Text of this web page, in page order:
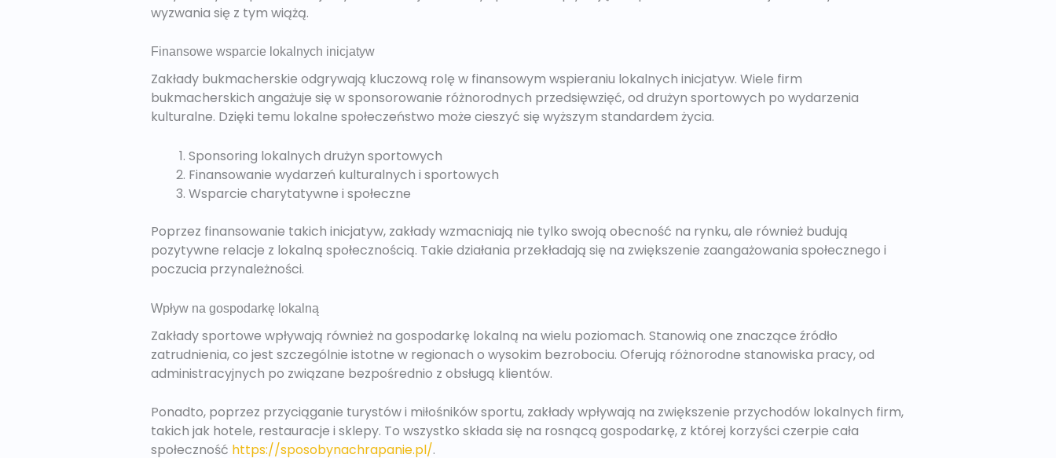
wyzwania się z tym wiążą.
Finansowe wsparcie lokalnych inicjatyw
Zakłady bukmacherskie odgrywają kluczową rolę w finansowym wspieraniu lokalnych inicjatyw. Wiele firm
bukmacherskich angażuje się w sponsorowanie różnorodnych przedsięwzięć, od drużyn sportowych po wydarzenia
kulturalne. Dzięki temu lokalne społeczeństwo może cieszyć się wyższym standardem życia.
Sponsoring lokalnych drużyn sportowych
Finansowanie wydarzeń kulturalnych i sportowych
Wsparcie charytatywne i społeczne
Poprzez finansowanie takich inicjatyw, zakłady wzmacniają nie tylko swoją obecność na rynku, ale również budują
pozytywne relacje z lokalną społecznością. Takie działania przekładają się na zwiększenie zaangażowania społecznego i
poczucia przynależności.
Wpływ na gospodarkę lokalną
Zakłady sportowe wpływają również na gospodarkę lokalną na wielu poziomach. Stanowią one znaczące źródło
zatrudnienia, co jest szczególnie istotne w regionach o wysokim bezrobociu. Oferują różnorodne stanowiska pracy, od
administracyjnych po związane bezpośrednio z obsługą klientów.
Ponadto, poprzez przyciąganie turystów i miłośników sportu, zakłady wpływają na zwiększenie przychodów lokalnych firm,
takich jak hotele, restauracje i sklepy. To wszystko składa się na rosnącą gospodarkę, z której korzyści czerpie cała
społeczność https://sposobynachrapanie.pl/.